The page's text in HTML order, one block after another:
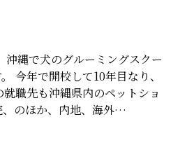
沖縄で犬のグルーミングスクー
今年で開校して10年目なり、
職先も沖縄県内のペットショ
、のほか、内地、海外…